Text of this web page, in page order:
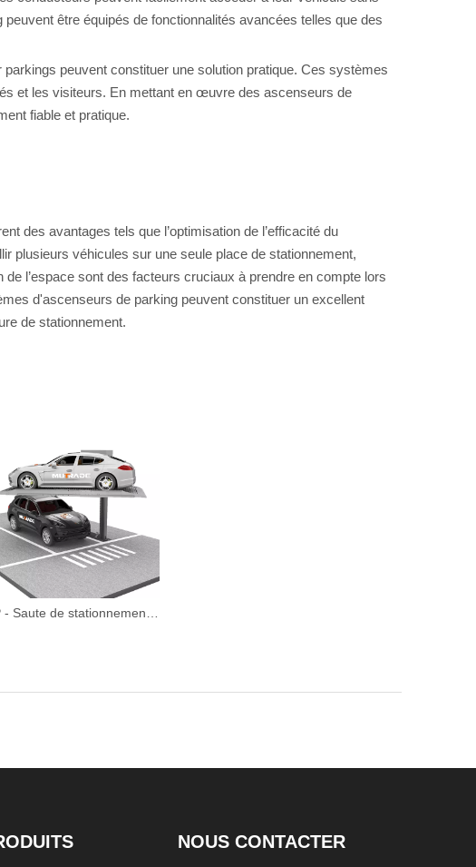
être équipés de fonctionnalités avancées telles que des
peuvent constituer une solution pratique. Ces systèmes
et les visiteurs. En mettant en œuvre des ascenseurs de
fiable et pratique.
des avantages tels que l’optimisation de l’efficacité du
plusieurs véhicules sur une seule place de stationnement,
l’espace sont des facteurs cruciaux à prendre en compte lors
d'ascenseurs de parking peuvent constituer un excellent
de stationnement.
NOUS CONTACTER